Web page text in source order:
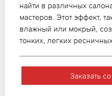
найти в различных
мастеров. Этот эффект,
влажный или мокрый,
тонких, легких
Заказать